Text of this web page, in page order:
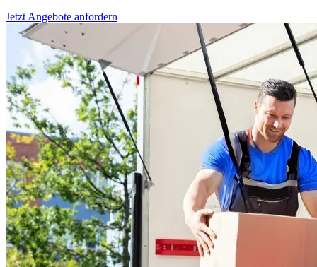
Jetzt Angebote anfordern